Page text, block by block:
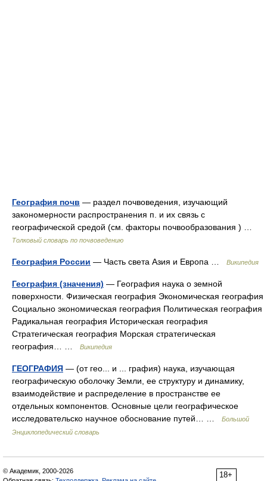
География почв — раздел почвоведения, изучающий
закономерности распространения п. и их связь с
географической средой (см. факторы почвообразования ) …
Толковый словарь по почвоведению
География России — Часть света Азия и Европа … Википедия
География (значения) — География наука о земной
поверхности. Физическая география Экономическая география
Социально экономическая география Политическая география
Радикальная география Историческая география
Стратегическая география Морская стратегическая
география… …
Википедия
ГЕОГРАФИЯ — (от гео... и ... графия) наука, изучающая
географическую оболочку Земли, ее структуру и динамику,
взаимодействие и распределение в пространстве ее
отдельных компонентов. Основные цели географическое
исследовательско научное обоснование путей… …
Большой
Энциклопедический словарь
18+
© Академик, 2000-2026